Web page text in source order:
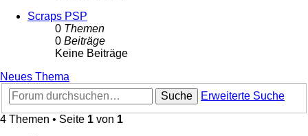
Scraps PSP
0 Themen
0 Beiträge
Keine Beiträge
Neues Thema
Suche
Erweiterte Suche
4 Themen • Seite 1 von 1